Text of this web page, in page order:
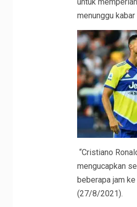
menunggu
“Cristiano
mengucapkan
beberapa jam
(27/8/2021).